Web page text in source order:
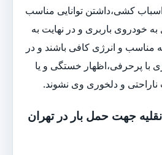
کشی،داشتن توانایی مناسب
خودروی باربری و در نهایت به
مناسب و انرژی کافی باشند و در
با پرحرفی،اظهار خستگی و یا
و دلخوری وی نشوند.
جهت حمل بار در تهران